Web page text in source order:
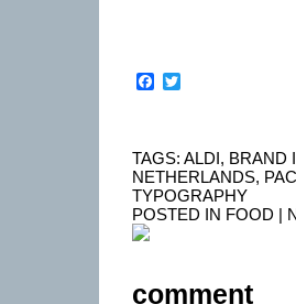
Facebook
TAGS: ALDI, BRAND
NETHERLANDS,
TYPOGRAPHY
POSTED IN FOOD |
comment